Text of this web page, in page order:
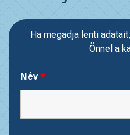
Ha megadja lenti
Önnel a
Név *